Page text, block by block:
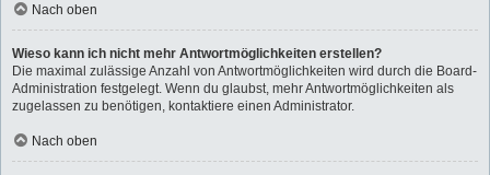
Nach oben
Wieso kann ich nicht mehr Antwortmöglichkeiten erstellen?
Die maximal zulässige Anzahl von Antwortmöglichkeiten wird durch die Board-
Administration festgelegt. Wenn du glaubst, mehr Antwortmöglichkeiten als
zugelassen zu benötigen, kontaktiere einen Administrator.
Nach oben